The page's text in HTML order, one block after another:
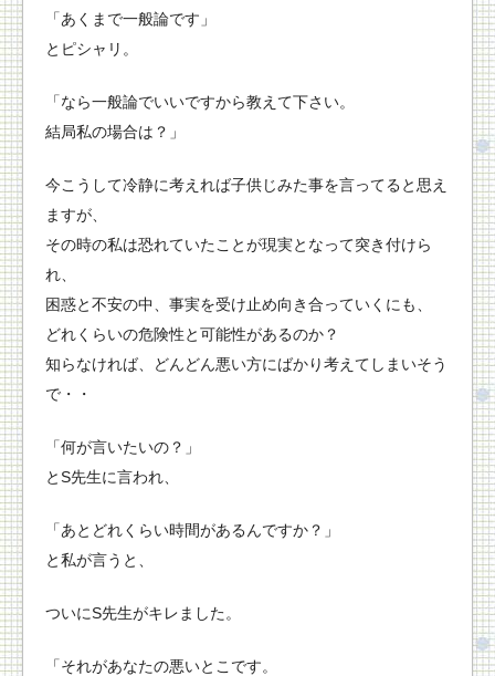
「あくまで一般論です」
とピシャリ。
「なら一般論でいいですから教えて下さい。
結局私の場合は？」
今こうして冷静に考えれば子供じみた事を言ってると思え
ますが、
その時の私は恐れていたことが現実となって突き付けら
れ、
困惑と不安の中、事実を受け止め向き合っていくにも、
どれくらいの危険性と可能性があるのか？
知らなければ、どんどん悪い方にばかり考えてしまいそう
で・・
「何が言いたいの？」
とS先生に言われ、
「あとどれくらい時間があるんですか？」
と私が言うと、
ついにS先生がキレました。
「それがあなたの悪いとこです。